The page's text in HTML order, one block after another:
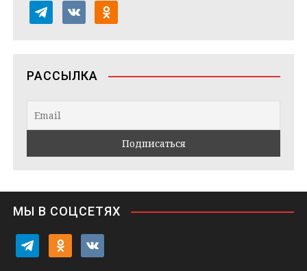
e
e
a
v
k
n
d
o
k
i
РАССЫЛКА
МЫ В СОЦСЕТЯХ
e
d
v
k